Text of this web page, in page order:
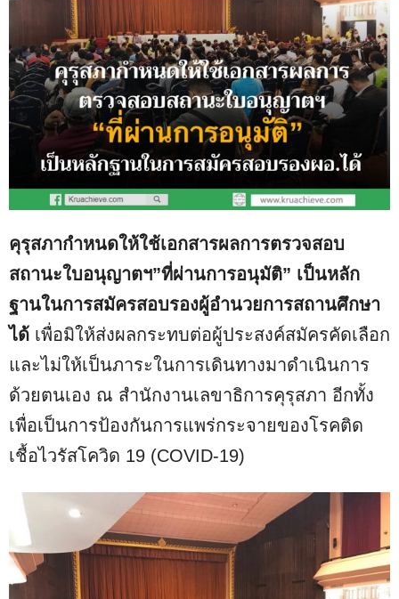
คุรุสภากำหนดให้ใช้เอกสารผลการตรวจสอบ
สถานะใบอนุญาตฯ”ที่ผ่านการอนุมัติ” เป็นหลัก
ฐานในการสมัครสอบรองผู้อำนวยการสถานศึกษา
ได้ เพื่อมิให้ส่งผลกระทบต่อผู้ประสงค์สมัครคัดเลือก
และไม่ให้เป็นภาระในการเดินทางมาดำเนินการ
ด้วยตนเอง ณ สำนักงานเลขาธิการคุรุสภา อีกทั้ง
เพื่อเป็นการป้องกันการแพร่กระจายของโรคติด
เชื้อไวรัสโควิด 19 (COVID-19)